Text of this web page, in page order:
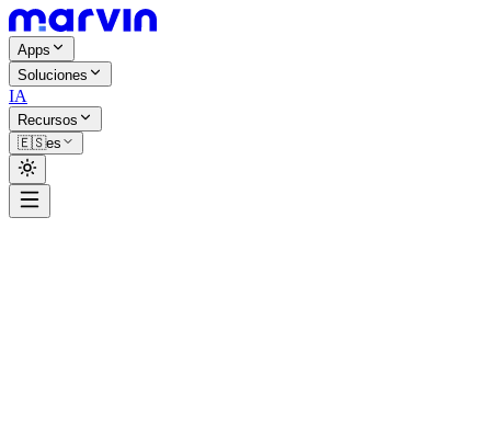
Apps
Soluciones
IA
Recursos
🇪🇸es